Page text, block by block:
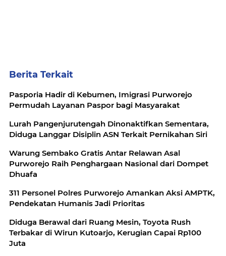
Berita Terkait
Pasporia Hadir di Kebumen, Imigrasi Purworejo
Permudah Layanan Paspor bagi Masyarakat
Lurah Pangenjurutengah Dinonaktifkan Sementara,
Diduga Langgar Disiplin ASN Terkait Pernikahan Siri
Warung Sembako Gratis Antar Relawan Asal
Purworejo Raih Penghargaan Nasional dari Dompet
Dhuafa
311 Personel Polres Purworejo Amankan Aksi AMPTK,
Pendekatan Humanis Jadi Prioritas
Diduga Berawal dari Ruang Mesin, Toyota Rush
Terbakar di Wirun Kutoarjo, Kerugian Capai Rp100
Juta